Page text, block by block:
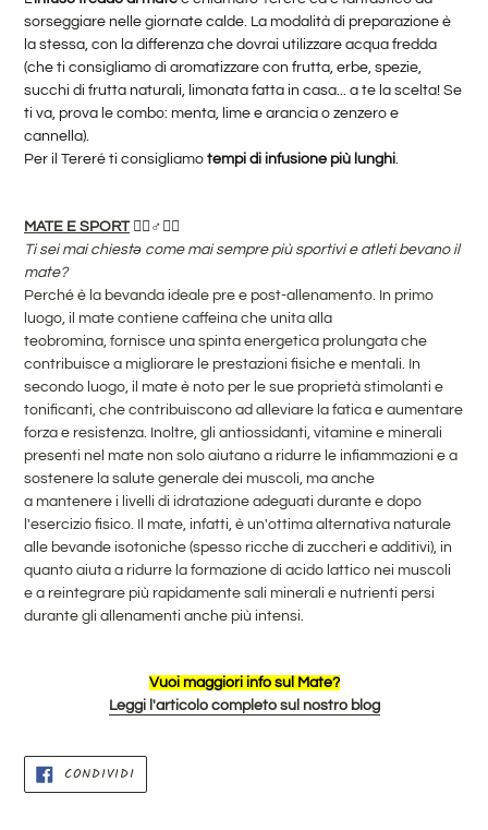
sorseggiare nelle giornate calde. La modalità di preparazione è
la stessa, con la differenza che dovrai utilizzare acqua fredda
(che ti consigliamo di aromatizzare con frutta, erbe, spezie,
succhi di frutta naturali, limonata fatta in casa... a te la scelta! Se
ti va, prova le combo: menta, lime e arancia o zenzero e
cannella).
Per il Tereré ti consigliamo tempi di infusione più lunghi.
MATE E SPORT⛹🏻♂️🏋🏻
Ti sei mai chiestə come mai sempre più sportivi e atleti bevano il
mate?
Perché è la bevanda ideale pre e post-allenamento. In primo
luogo, il mate contiene caffeina che unita alla
teobromina, fornisce una spinta energetica prolungata che
contribuisce a migliorare le prestazioni fisiche e mentali. In
secondo luogo, il mate è noto per le sue proprietà stimolanti e
tonificanti, che contribuiscono ad alleviare la fatica e aumentare
forza e resistenza. Inoltre, gli antiossidanti, vitamine e minerali
presenti nel mate non solo aiutano a ridurre le infiammazioni e a
sostenere la salute generale dei muscoli, ma anche
a mantenere i livelli di idratazione adeguati durante e dopo
l'esercizio fisico. Il mate, infatti, è un'ottima alternativa naturale
alle bevande isotoniche (spesso ricche di zuccheri e additivi), in
quanto aiuta a ridurre la formazione di acido lattico nei muscoli
e a reintegrare più rapidamente sali minerali e nutrienti persi
durante gli allenamenti anche più intensi.
Vuoi maggiori info sul Mate?
Leggi l'articolo completo sul nostro blog
CONDIVIDICONDIVIDI
FACEBOOK